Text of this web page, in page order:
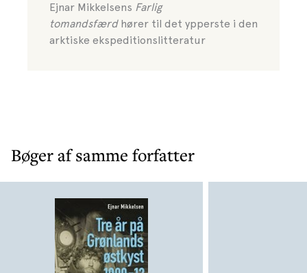
Ejnar Mikkelsens Farlig
tomandsfærdhører til det ypperste i den
arktiske ekspeditionslitteratur
Bøger af samme forfatter